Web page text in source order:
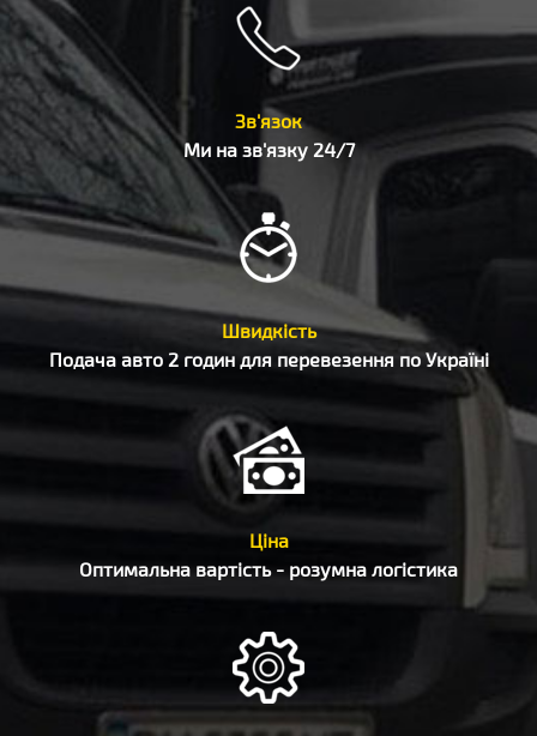
Зв'язок
Ми на зв'язку 24/7
Швидкість
Подача авто 2 годин для перевезення по Україні
Ціна
Оптимальна вартість - розумна логістика